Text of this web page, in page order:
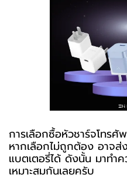
การเลือกซื้อหัวชาร์จโทร
หากเลือกไม่ถูกต้อง อาจส่
แบตเตอรี่ได้ ดังนั้น มาทำค
เหมาะสมกันเลยครับ